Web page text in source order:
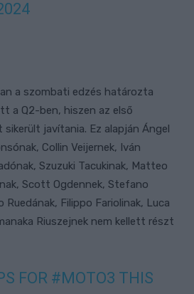
a szombati edzés határozta
a Q2-ben, hiszen az első
javítania. Ez alapján Ángel
Collin Veijernek, Iván
Szuzuki Tacukinak, Matteo
Scott Ogdennek, Stefano
Ruedának, Filippo Fariolinak, Luca
Riuszejnek nem kellett részt
FOR #MOTO3 THIS